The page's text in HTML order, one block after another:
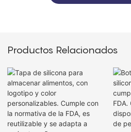
Productos Relacionados